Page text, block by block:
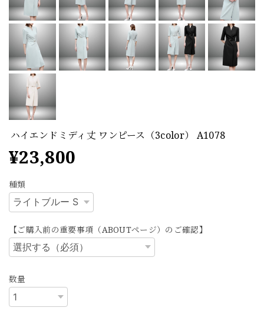
ハイエンドミディ丈 ワンピース（3color） A1078
¥23,800
種類
【ご購入前の重要事項（ABOUTページ）のご確認】
数量